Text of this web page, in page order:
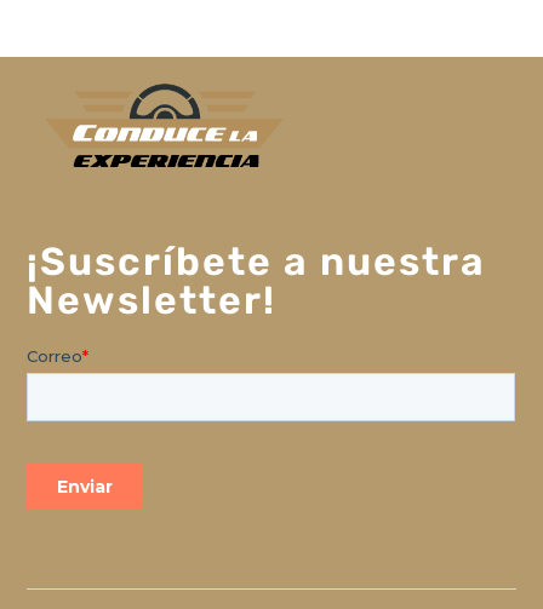
¡Suscríbete a nuestra
Newsletter!